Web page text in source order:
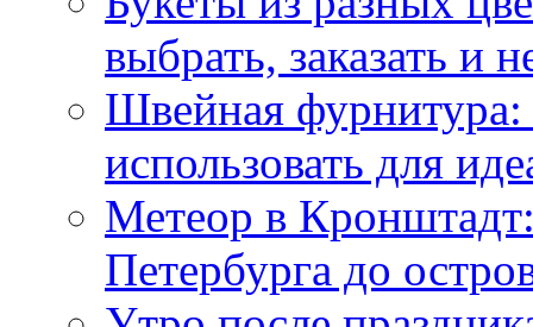
выбрать, заказать и
Швейная фурнитура:
использовать для
Метеор в
Петербурга до